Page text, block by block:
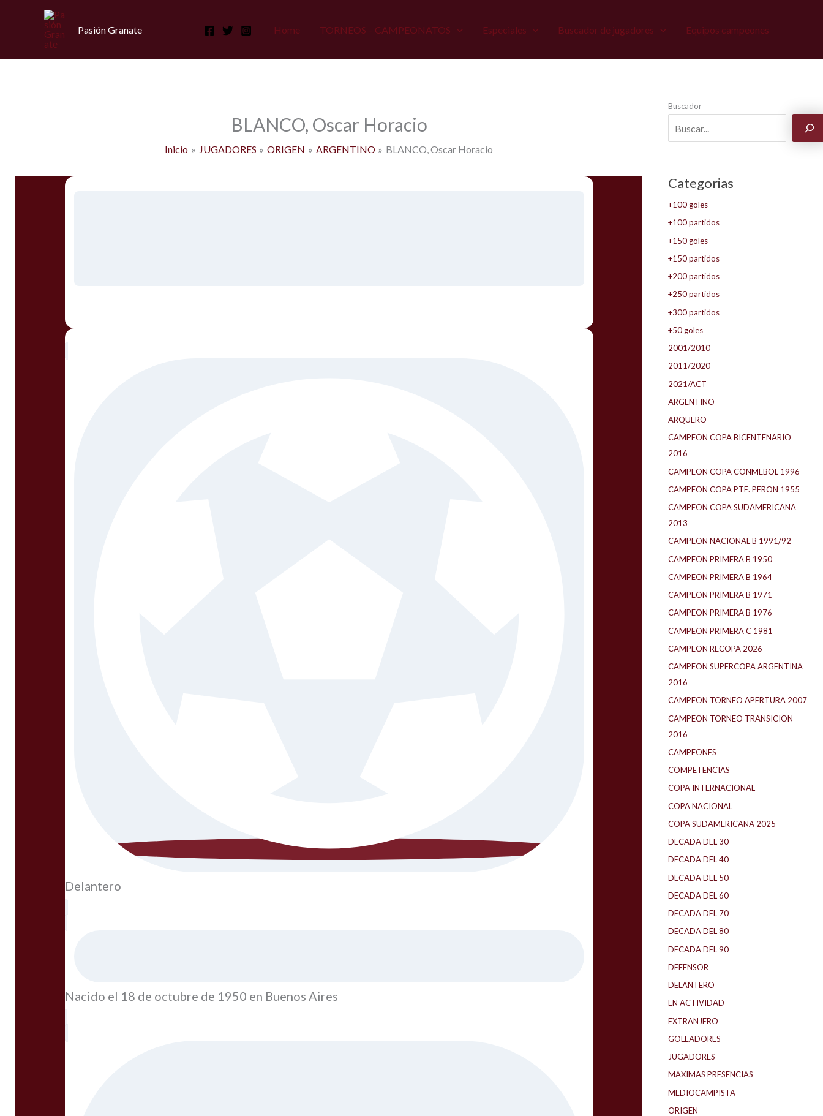
Pasión Granate Home TORNEOS – CAMPEONATOS Especiales Buscador de jugadores Equipos campeones
BLANCO, Oscar Horacio
Inicio JUGADORES ORIGEN ARGENTINO BLANCO, Oscar Horacio
Delantero
Nacido el 18 de octubre de 1950 en Buenos Aires
Buscador
Categorias
+100 goles
+100 partidos
+150 goles
+150 partidos
+200 partidos
+250 partidos
+300 partidos
+50 goles
2001/2010
2011/2020
2021/ACT
ARGENTINO
ARQUERO
CAMPEON COPA BICENTENARIO
2016
CAMPEON COPA CONMEBOL 1996
CAMPEON COPA PTE. PERON 1955
CAMPEON COPA SUDAMERICANA
2013
CAMPEON NACIONAL B 1991/92
CAMPEON PRIMERA B 1950
CAMPEON PRIMERA B 1964
CAMPEON PRIMERA B 1971
CAMPEON PRIMERA B 1976
CAMPEON PRIMERA C 1981
CAMPEON RECOPA 2026
CAMPEON SUPERCOPA ARGENTINA
2016
CAMPEON TORNEO APERTURA 2007
CAMPEON TORNEO TRANSICION
2016
CAMPEONES
COMPETENCIAS
COPA INTERNACIONAL
COPA NACIONAL
COPA SUDAMERICANA 2025
DECADA DEL 30
DECADA DEL 40
DECADA DEL 50
DECADA DEL 60
DECADA DEL 70
DECADA DEL 80
DECADA DEL 90
DEFENSOR
DELANTERO
EN ACTIVIDAD
EXTRANJERO
GOLEADORES
JUGADORES
MAXIMAS PRESENCIAS
MEDIOCAMPISTA
ORIGEN